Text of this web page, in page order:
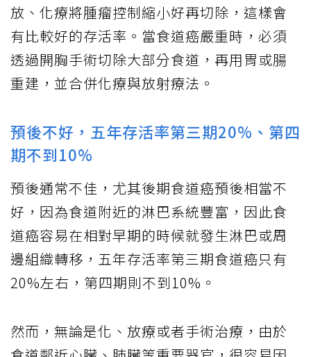
放、化療將腫瘤控制縮小好再切除，這樣會
有比較好的存活率。當食道癌嚴重時，必須
透過開胸手術切除大部分食道，再用胃或腸
重建，並合併化療與放射療法。
預後不好，五年存活率第三期20%、第四
期不到10%
預後通常不佳，尤其後期食道癌預後相當不
好，因為食道附近的淋巴系統豐富，因此食
道癌容易在相對早期的時候就發生淋巴或周
邊組織轉移，五年存活率第三期食道癌只有
20%左右，第四期則不到10%。
然而，無論是化、放療或者手術治療，由於